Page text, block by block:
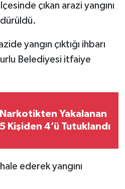
çıkan arazi yangını
yangın çıktığı ihbarı
Belediyesi itfaiye
Narkotikten Yakalanan
5 Kişiden 4’ü Tutuklandı
ederek yangını